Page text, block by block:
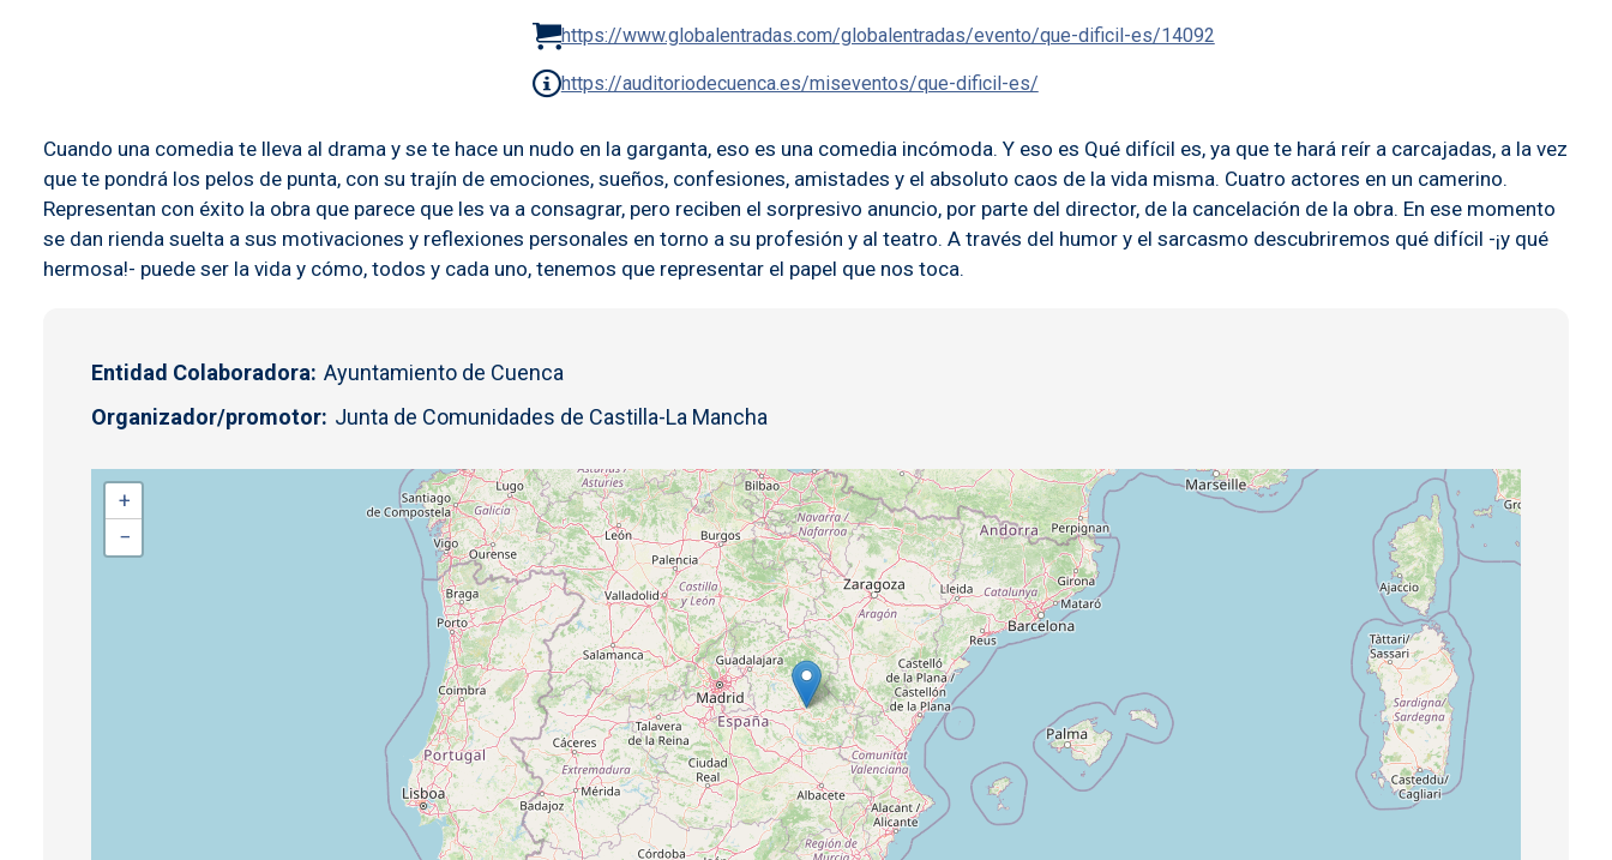
https://www.globalentradas.com/globalentradas/evento/que-dificil-es/14092
https://auditoriodecuenca.es/miseventos/que-dificil-es/
Cuando una comedia te lleva al drama y se te hace un nudo en la garganta, eso es una comedia incómoda. Y eso es Qué difícil es, ya que te hará reír a carcajadas, a la vez
que te pondrá los pelos de punta, con su trajín de emociones, sueños, confesiones, amistades y el absoluto caos de la vida misma. Cuatro actores en un camerino.
Representan con éxito la obra que parece que les va a consagrar, pero reciben el sorpresivo anuncio, por parte del director, de la cancelación de la obra. En ese momento
se dan rienda suelta a sus motivaciones y reflexiones personales en torno a su profesión y al teatro. A través del humor y el sarcasmo descubriremos qué difícil -¡y qué
hermosa!- puede ser la vida y cómo, todos y cada uno, tenemos que representar el papel que nos toca.
Entidad Colaboradora Ayuntamiento de Cuenca
Organizador/promotor Junta de Comunidades de Castilla-La Mancha
+
−